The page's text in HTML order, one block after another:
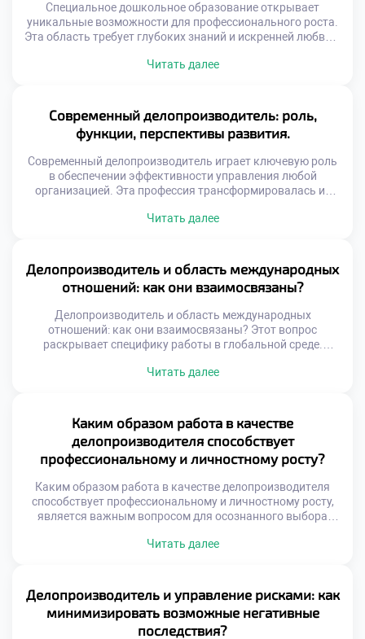
Специальное дошкольное образование открывает
уникальные возможности для профессионального роста.
Эта область требует глубоких знаний и искренней любви к
наставниками для маленьких личностей. Их труд
уважаемой в обществе. Сегодня спрос на
квалифицированных специалистов только возрастает.
Родители ищут лучших воспитателей для […]
Читать далее
Современный делопроизводитель: роль,
функции, перспективы развития.
Современный делопроизводитель играет ключевую роль
в обеспечении эффективности управления любой
организацией. Эта профессия трансформировалась из
бизнеса. Специалист сегодня управляет
компетенций зависит скорость принятия решений и
качество корпоративных коммуникаций. Функционал
документаведа вышел далеко за рамки простой
регистрации бумаг и архивирования. Цифровизация […]
Читать далее
Делопроизводитель и область международных
отношений: как они взаимосвязаны?
Делопроизводитель и область международных
отношений: как они взаимосвязаны? Этот вопрос
раскрывает специфику работы в глобальной среде.
деятельности имеет уникальные стандарты. Специалист
гарантирует успех трансграничных сделок. Понимание
этой связи необходимо для эффективной международной
коммуникации. Международный документооборот
регулируется сложной системой норм. Национальные
Читать далее
Каким образом работа в качестве
делопроизводителя способствует
профессиональному и личностному росту?
Каким образом работа в качестве делопроизводителя
способствует профессиональному и личностному росту,
является важным вопросом для осознанного выбора
ежедневную практику упорядочивания хаоса. Специалист
мышление и внимательность к деталям. Ответственность
за документы формирует зрелость и дисциплину.
Личностные качества совершенствуются […]
Читать далее
Делопроизводитель и управление рисками: как
минимизировать возможные негативные
последствия?